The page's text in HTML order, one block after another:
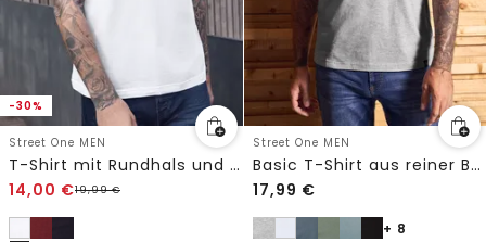
-30%
Street One MEN
T-Shirt mit Rundhals und Chestprint
14,00 €19,99€
Street One MEN
Basic T-Shirt aus reiner Baumwolle
17,99 €
+ 8